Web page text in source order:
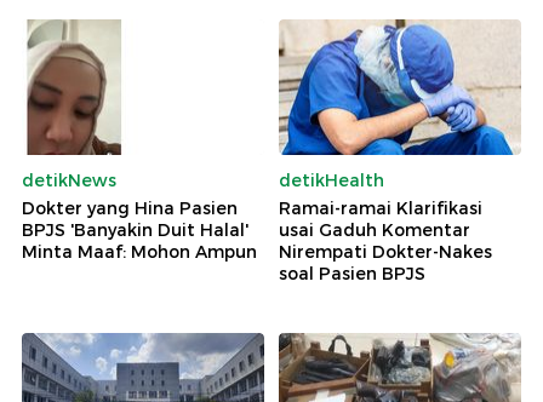
detikNews
Dokter yang Hina Pasien
BPJS 'Banyakin Duit Halal'
Minta Maaf: Mohon Ampun
detikHealth
Ramai-ramai Klarifikasi
usai Gaduh Komentar
Nirempati Dokter-Nakes
soal Pasien BPJS